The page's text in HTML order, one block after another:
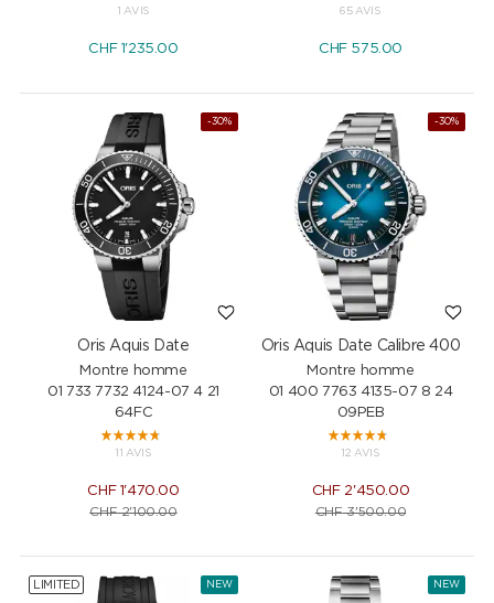
1 AVIS
CHF 1'235.00
65 AVIS
CHF 575.00
-30%
Oris Aquis Date
Montre homme
01 733 7732 4124-07 4 21
64FC
11 AVIS
CHF 1'470.00
CHF2'100.00
-30%
Oris Aquis Date Calibre 400
Montre homme
01 400 7763 4135-07 8 24
09PEB
12 AVIS
CHF 2'450.00
CHF3'500.00
NEW
LIMITED NEW